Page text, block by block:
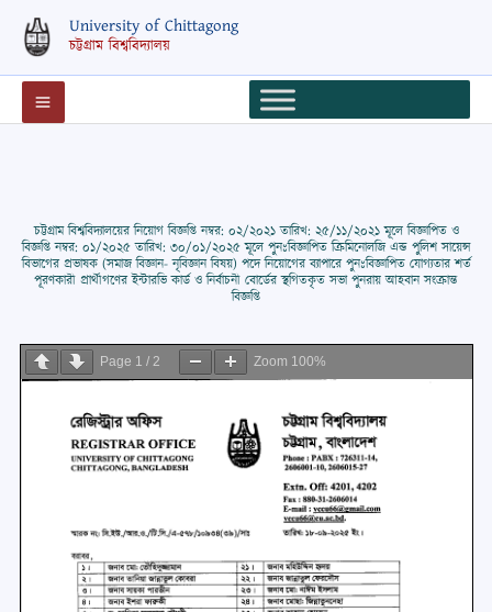
content
University of Chittagong
চট্টগ্রাম বিশ্ববিদ্যালয়
চট্টগ্রাম বিশ্ববিদ্যালয়ের নিয়োগ বিজ্ঞপ্তি নম্বর: ০২/২০২১ তারিখ: ২৫/১১/২০২১ মূলে বিজ্ঞাপিত ও
বিজ্ঞপ্তি নম্বর: ০১/২০২৫ তারিখ: ৩০/০১/২০২৫ মূলে পুনঃবিজ্ঞাপিত ক্রিমিনোলজি এন্ড পুলিশ সায়েন্স
বিভাগের প্রভাষক (সমাজ বিজ্ঞান- নৃবিজ্ঞান বিষয়) পদে নিয়োগের ব্যাপারে পুনঃবিজ্ঞাপিত যোগ্যতার শর্ত
পূরণকারী প্রার্থীগণের ইন্টারভি কার্ড ও নির্বাচনী বোর্ডের স্থগিতকৃত সভা পুনরায় আহবান সংক্রান্ত
বিজ্ঞপ্তি
Page 1 /2 Zoom 100%